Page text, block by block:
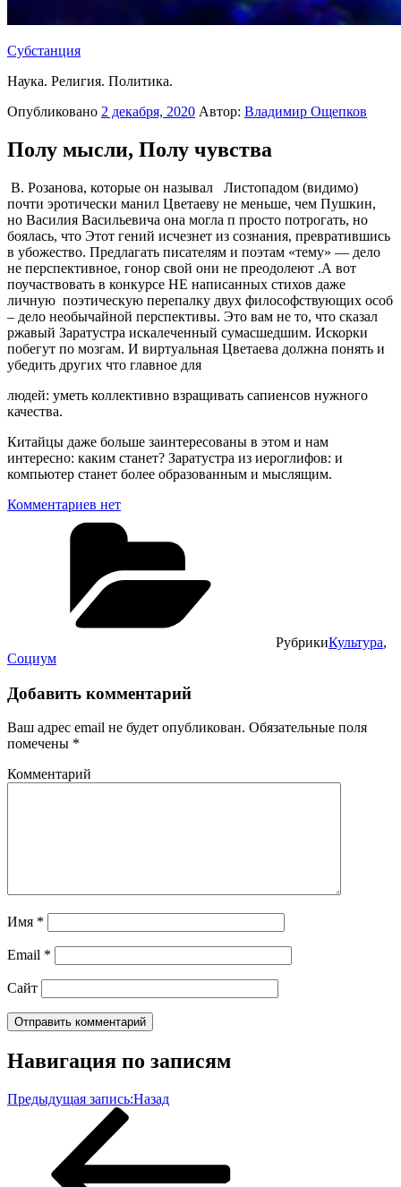
Субстанция
Наука. Религия. Политика.
Опубликовано 2 декабря, 2020 Автор: Владимир Ощепков
Полу мысли, Полу чувства
В. Розанова, которые он называл Листопадом (видимо)
почти эротически манил Цветаеву не меньше, чем Пушкин,
но Василия Васильевича она могла п просто потрогать, но
боялась, что Этот гений исчезнет из сознания, превратившись
в убожество. Предлагать писателям и поэтам «тему» — дело
не перспективное, гонор свой они не преодолеют .А вот
поучаствовать в конкурсе НЕ написанных стихов даже
личную поэтическую перепалку двух философствующих особ
– дело необычайной перспективы. Это вам не то, что сказал
ржавый Заратустра искалеченный сумаcшедшим. Искорки
побегут по мозгам. И виртуальная Цветаева должна понять и
убедить других что главное для
людей: уметь коллективно взращивать сапиенсов нужного
качества.
Китайцы даже больше заинтересованы в этом и нам
интересно: каким станет? Заратустра из иероглифов: и
компьютер станет более образованным и мыслящим.
Комментариев нет
РубрикиКультура,
Социум
Добавить комментарий
Ваш адрес email не будет опубликован. Обязательные поля
помечены *
Комментарий
Имя *
Email *
Сайт
Навигация по записям
Предыдущая запись:Назад